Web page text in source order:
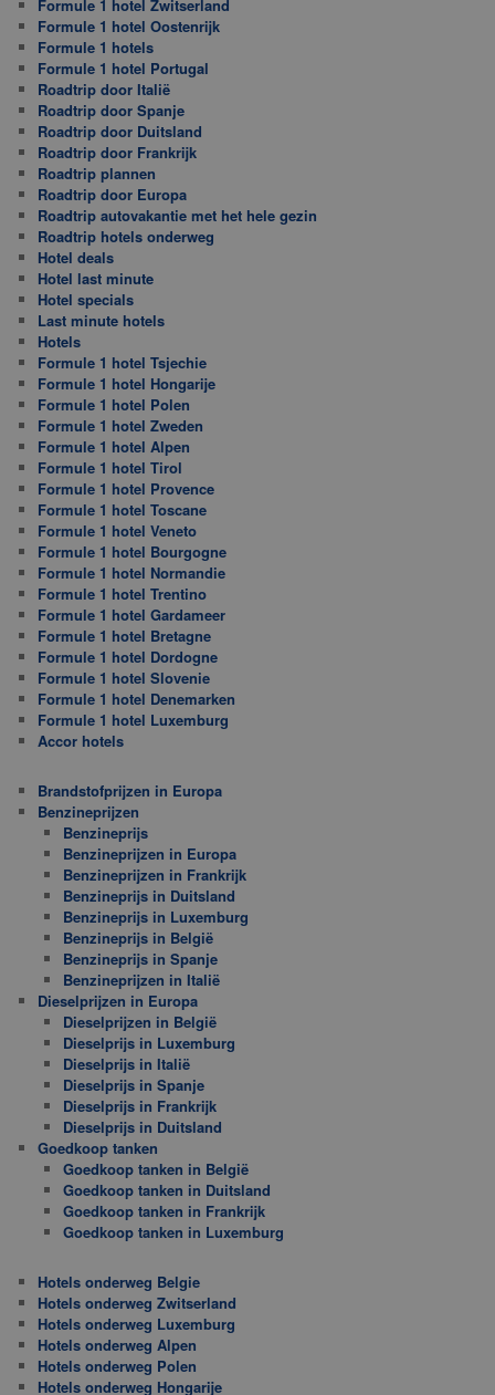
Formule 1 hotel Zwitserland
Formule 1 hotel Oostenrijk
Formule 1 hotels
Formule 1 hotel Portugal
Roadtrip door Italië
Roadtrip door Spanje
Roadtrip door Duitsland
Roadtrip door Frankrijk
Roadtrip plannen
Roadtrip door Europa
Roadtrip autovakantie met het hele gezin
Roadtrip hotels onderweg
Hotel deals
Hotel last minute
Hotel specials
Last minute hotels
Hotels
Formule 1 hotel Tsjechie
Formule 1 hotel Hongarije
Formule 1 hotel Polen
Formule 1 hotel Zweden
Formule 1 hotel Alpen
Formule 1 hotel Tirol
Formule 1 hotel Provence
Formule 1 hotel Toscane
Formule 1 hotel Veneto
Formule 1 hotel Bourgogne
Formule 1 hotel Normandie
Formule 1 hotel Trentino
Formule 1 hotel Gardameer
Formule 1 hotel Bretagne
Formule 1 hotel Dordogne
Formule 1 hotel Slovenie
Formule 1 hotel Denemarken
Formule 1 hotel Luxemburg
Accor hotels
Brandstofprijzen in Europa
Benzineprijzen
Benzineprijs
Benzineprijzen in Europa
Benzineprijzen in Frankrijk
Benzineprijs in Duitsland
Benzineprijs in Luxemburg
Benzineprijs in België
Benzineprijs in Spanje
Benzineprijzen in Italië
Dieselprijzen in Europa
Dieselprijzen in België
Dieselprijs in Luxemburg
Dieselprijs in Italië
Dieselprijs in Spanje
Dieselprijs in Frankrijk
Dieselprijs in Duitsland
Goedkoop tanken
Goedkoop tanken in België
Goedkoop tanken in Duitsland
Goedkoop tanken in Frankrijk
Goedkoop tanken in Luxemburg
Hotels onderweg Belgie
Hotels onderweg Zwitserland
Hotels onderweg Luxemburg
Hotels onderweg Alpen
Hotels onderweg Polen
Hotels onderweg Hongarije